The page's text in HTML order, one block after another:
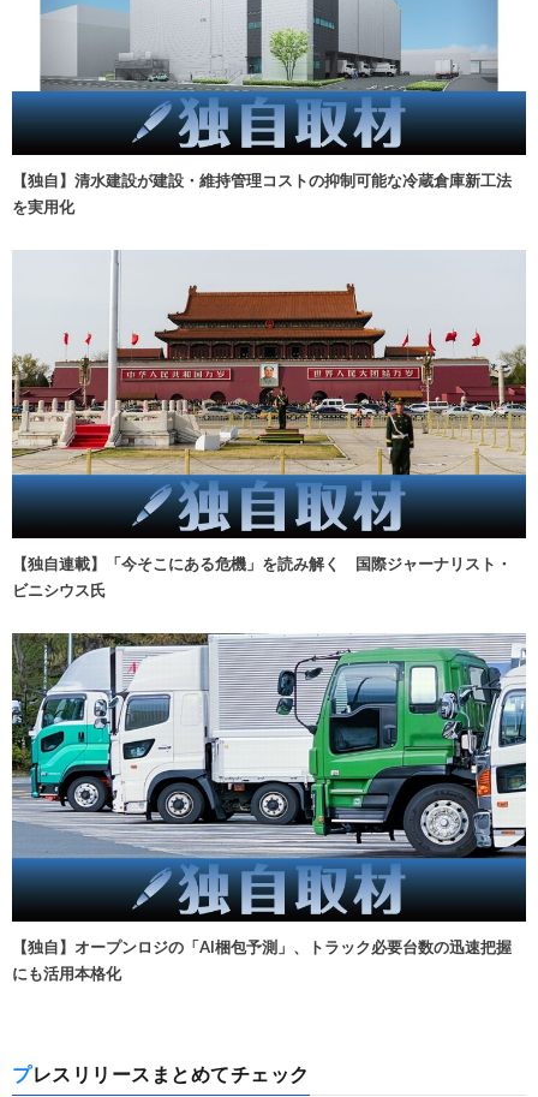
【独自】清水建設が建設・維持管理コストの抑制可能な冷蔵倉庫新工法
を実用化
【独自連載】「今そこにある危機」を読み解く 国際ジャーナリスト・
ビニシウス氏
【独自】オープンロジの「AI梱包予測」、トラック必要台数の迅速把握
にも活用本格化
プレスリリースまとめてチェック